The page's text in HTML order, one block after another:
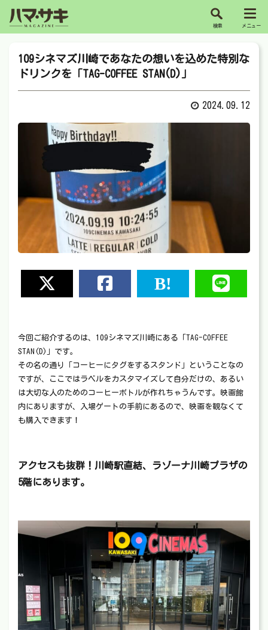
109シネマズ川崎であなたの想いを込めた特別な
ドリンクを「TAG-COFFEE STAN(D)」
2024.09.12
今回ご紹介するのは、109シネマズ川崎にある「TAG-COFFEE
STAN(D)」です。
その名の通り「コーヒーにタグをするスタンド」ということなの
ですが、ここではラベルをカスタマイズして自分だけの、あるい
は大切な人のためのコーヒーボトルが作れちゃうんです。映画館
内にありますが、入場ゲートの手前にあるので、映画を観なくて
も購入できます！
アクセスも抜群！川崎駅直結、ラゾーナ川崎プラザの
5階にあります。